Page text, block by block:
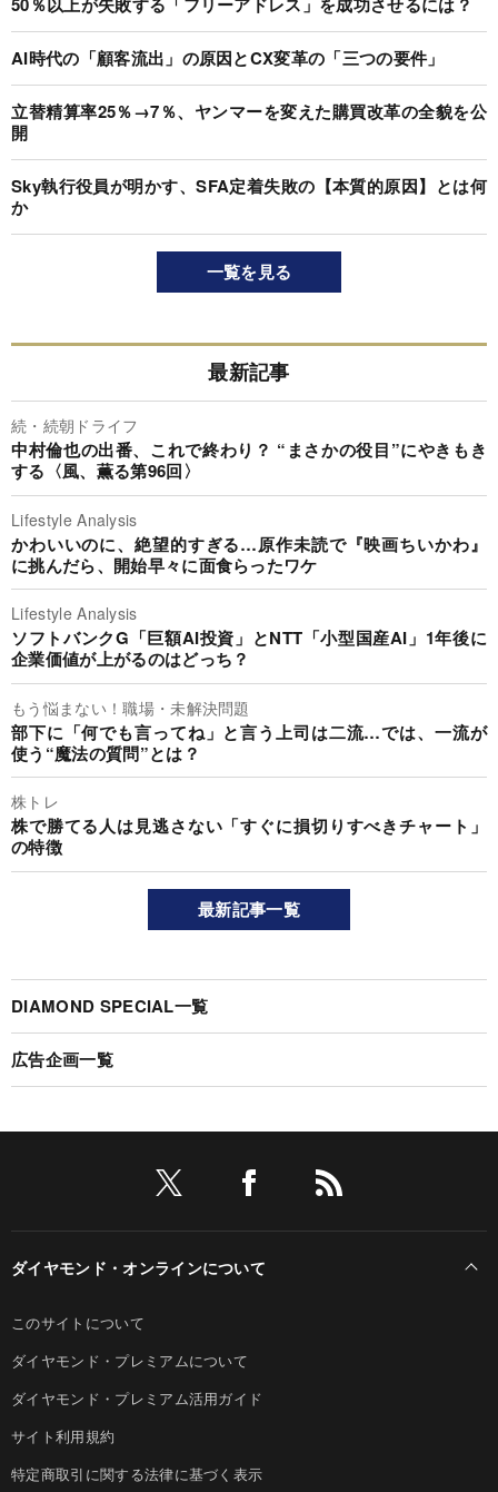
AI時代の「顧客流出」の原因とCX変革の「三つの要件」
立替精算率25％→7％、ヤンマーを変えた購買改革の全貌を公
開
Sky執行役員が明かす、SFA定着失敗の【本質的原因】とは何
か
一覧を見る
最新記事
続・続朝ドライフ
中村倫也の出番、これで終わり？ “まさかの役目”にやきもき
する〈風、薫る第96回〉
Lifestyle Analysis
かわいいのに、絶望的すぎる…原作未読で『映画ちいかわ』
に挑んだら、開始早々に面食らったワケ
Lifestyle Analysis
ソフトバンクG「巨額AI投資」とNTT「小型国産AI」1年後に
企業価値が上がるのはどっち？
もう悩まない！職場・未解決問題
部下に「何でも言ってね」と言う上司は二流…では、一流が
使う“魔法の質問”とは？
株トレ
株で勝てる人は見逃さない「すぐに損切りすべきチャート」
の特徴
最新記事一覧
DIAMOND SPECIAL一覧
広告企画一覧
ダイヤモンド・オンラインについて
このサイトについて
ダイヤモンド・プレミアムについて
ダイヤモンド・プレミアム活用ガイド
サイト利用規約
特定商取引に関する法律に基づく表示